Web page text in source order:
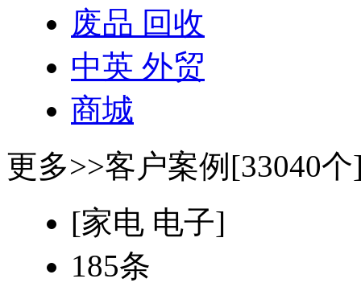
废品 回收
中英 外贸
商城
更多>>客户案例[33040
[家电 电子]
185条